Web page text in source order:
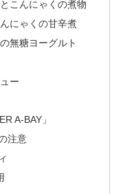
こんにゃくの煮物
にゃくの甘辛煮
無糖ヨーグルト
ー
A-BAY」
注意